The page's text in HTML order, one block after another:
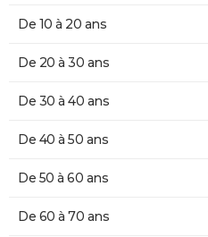
De 10 à 20 ans
De 20 à 30 ans
De 30 à 40 ans
De 40 à 50 ans
De 50 à 60 ans
De 60 à 70 ans